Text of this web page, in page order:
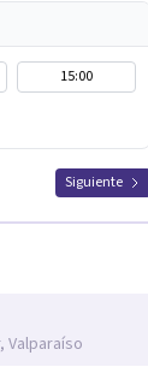
15:00
Siguiente
Valparaíso